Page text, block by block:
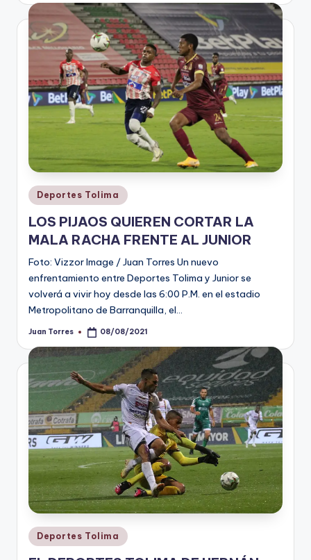
Publicado
en
Deportes Tolima
LOS PIJAOS QUIEREN CORTAR LA
MALA RACHA FRENTE AL JUNIOR
Foto: Vizzor Image / Juan Torres Un nuevo
enfrentamiento entre Deportes Tolima y Junior se
volverá a vivir hoy desde las 6:00 P.M. en el estadio
Metropolitano de Barranquilla, el…
Publicado
Juan Torres 08/08/2021
Publicado
en
Deportes Tolima